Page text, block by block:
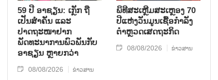
59 ປີ ອາຊຽນ: ເກຼັກ ຖື
ເປັນສຳຄັນ ແລະ
ປາດຖະໜາຢາກ
ພັດທະນາການພົວພັນກັບ
ອາຊຽນ ຫຼາຍກວ່າ
08/08/2026 ຂ່າວສານ
ພິທີສະເຫຼີມສະເຫຼອງ 70
ປີແຫ່ງວັນມູນເຊື້ອກຳລັງ
ຕຳຫຼວດເສດຖະກິດ
08/08/2026 ຂ່າວສານ